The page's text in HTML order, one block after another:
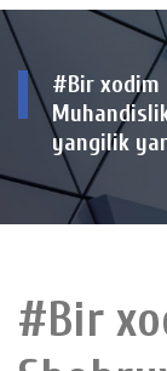
#Bir xodim
yangilik
#Bir